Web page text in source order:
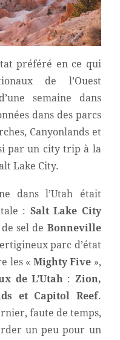
préféré en ce qui
de l’Ouest
semaine dans
dans des parcs
Canyonlands et
par un city trip à la
Lake City.
dans l’Utah était
: Salt Lake City
sel de Bonneville
parc d’état
les « Mighty Five »,
de L’Utah : Zion,
et Capitol Reef.
faute de temps,
un peu pour un